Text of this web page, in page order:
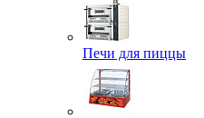
Печи для пиццы